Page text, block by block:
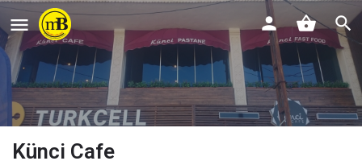
Künci Cafe